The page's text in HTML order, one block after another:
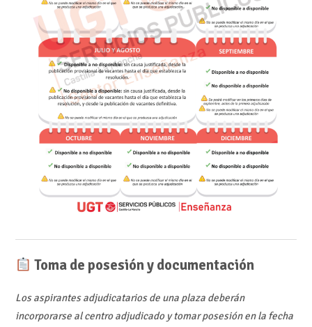
Toma de posesión y documentación
Los aspirantes adjudicatarios de una plaza deberán
incorporarse al centro adjudicado y tomar posesión en la fecha